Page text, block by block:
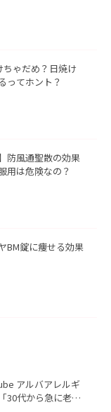
ちゃだめ？日焼け
ってホント？
防風通聖散の効果
用は危険なの？
BM錠に痩せる効果
アルバアレルギ
30代から急に老け